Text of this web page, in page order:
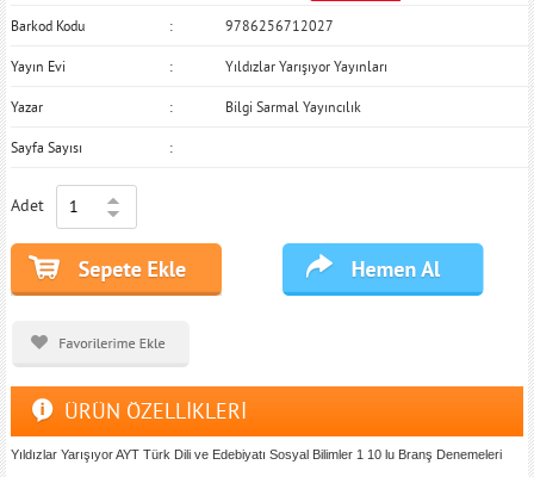
Barkod Kodu 9786256712027
Yayın Evi Yıldızlar Yarışıyor Yayınları
Yazar Bilgi Sarmal Yayıncılık
Sayfa Sayısı
Adet
ÜRÜN ÖZELLİKLERİ
Yıldızlar Yarışıyor AYT Türk Dili ve Edebiyatı Sosyal Bilimler 1 10 lu Branş Denemeleri